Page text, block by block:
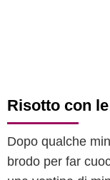
Risotto con
Dopo qualche
brodo per far